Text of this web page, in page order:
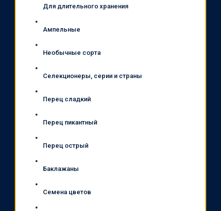
Для длительного хранения
Ампельные
Необычные сорта
Селекционеры, серии и страны
Перец сладкий
Перец пикантный
Перец острый
Баклажаны
Семена цветов